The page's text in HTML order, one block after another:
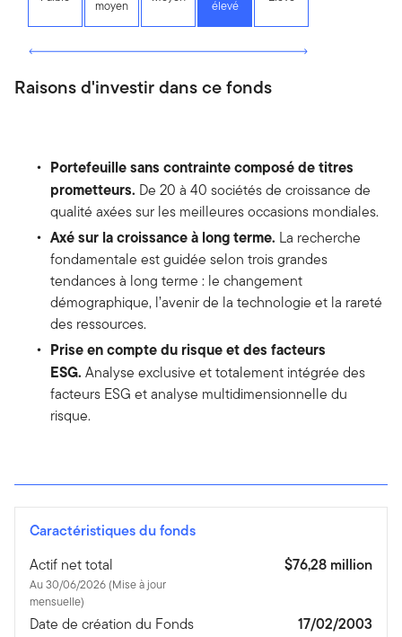
moyen
élevé
Raisons d'investir dans ce fonds
Portefeuille sans contrainte composé de titres
prometteurs. De 20 à 40 sociétés de croissance de
qualité axées sur les meilleures occasions mondiales.
Axé sur la croissance à long terme. La recherche
fondamentale est guidée selon trois grandes
tendances à long terme : le changement
démographique, l’avenir de la technologie et la rareté
des ressources.
Prise en compte du risque et des facteurs
ESG. Analyse exclusive et totalement intégrée des
facteurs ESG et analyse multidimensionnelle du
risque.
Caractéristiques du fonds
Actif net total
Au 30/06/2026 (Mise à jour
mensuelle)
$76,28 million
Date de création du Fonds
17/02/2003